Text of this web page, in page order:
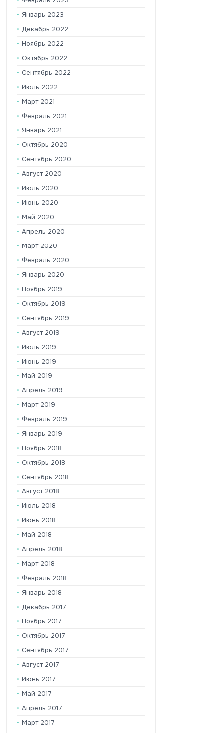
Январь 2023
Декабрь 2022
Ноябрь 2022
Октябрь 2022
Сентябрь 2022
Июль 2022
Март 2021
Февраль 2021
Январь 2021
Октябрь 2020
Сентябрь 2020
Август 2020
Июль 2020
Июнь 2020
Май 2020
Апрель 2020
Март 2020
Февраль 2020
Январь 2020
Ноябрь 2019
Октябрь 2019
Сентябрь 2019
Август 2019
Июль 2019
Июнь 2019
Май 2019
Апрель 2019
Март 2019
Февраль 2019
Январь 2019
Ноябрь 2018
Октябрь 2018
Сентябрь 2018
Август 2018
Июль 2018
Июнь 2018
Май 2018
Апрель 2018
Март 2018
Февраль 2018
Январь 2018
Декабрь 2017
Ноябрь 2017
Октябрь 2017
Сентябрь 2017
Август 2017
Июнь 2017
Май 2017
Апрель 2017
Март 2017